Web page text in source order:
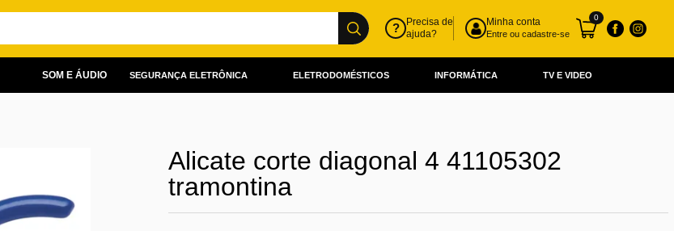
?
Precisa de
ajuda?
Minha conta
Entre ou cadastre-se
0
SOM E ÁUDIO SEGURANÇA ELETRÔNICA ELETRODOMÉSTICOS INFORMÁTICA TV E VIDEO
Alicate corte diagonal 4 41105302
tramontina